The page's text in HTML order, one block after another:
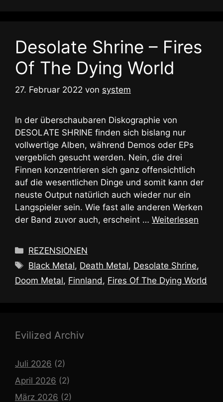
Desolate Shrine – Fires
Of The Dying World
27. Februar 2022 von system
In der überschaubaren Diskographie von
DESOLATE SHRINE finden sich bislang nur
vollwertige Alben, während Demos oder EPs
vergeblich gesucht werden. Nein, die drei
Finnen konzentrieren sich ganz offensichtlich
auf die wesentlichen Dinge und somit kann der
neuste Output natürlich auch wieder nur ein
Langspieler sein. Wie fast alle anderen Werken
der Band zuvor auch, erscheint … Weiterlesen
Kategorien
REZENSIONEN
Schlagwörter
Black Metal, Death Metal, Desolate Shrine,
Doom Metal, Finnland, Fires Of The Dying World
Evilized Archiv
Juli 2026 (2)
April 2026 (2)
März 2026 (2)